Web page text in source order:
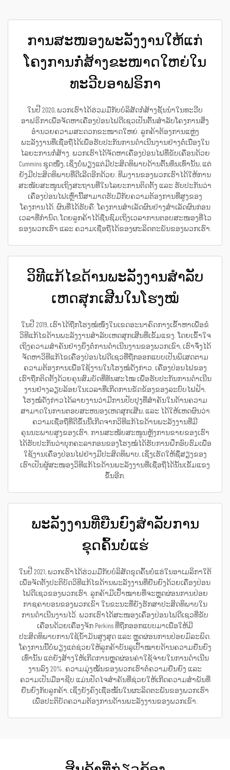
ການສະໜອງພະລັງງານໃຫ້ແກ່
ໂຄງການກໍ່ສ້າງຂະໜາດໃຫຍ່ໃນ
ທະວີບອາຟຣິກາ
ໃນປີ 2020, ພວກເຮົາໄດ້ຮ່ວມມືກັບບໍລິສັດກໍ່ສ້າງຊັ້ນນຳໃນທະວີບ
ອາຟຣິກາເພື່ອຈັດຫາເຄື່ອງປ່ອນໄຟດີເຊວເປັນຕົ້ນສຳລັບໂຄງການສິ່ງ
ອຳນວຍຄວາມສະດວກຂະໜາດໃຫຍ່. ລູກຄ້າຕ້ອງການແຫຼ່ງ
ພະລັງງານທີ່ເຊື່ອຖືໄດ້ເພື່ອຮັບປະກັນການດຳເນີນງານຢ່າງຕໍ່ເນື່ອງໃນ
ໄລຍະການກໍ່ສ້າງ. ພວກເຮົາໄດ້ຈັດຫາເຄື່ອງປ່ອນໄຟທີ່ຂັບເຄື່ອນດ້ວຍ
Cummins ຊຸດໜຶ່ງ, ເຊິ່ງບໍ່ພຽງແຕ່ມີປະສິດທິພາບດ້ານຕົ້ນທຶນເທົ່ານັ້ນ, ແຕ່
ຍັງມີປະສິດທິພາບທີ່ດີເລີດອີກດ້ວຍ. ທີມງານຂອງພວກເຮົາໄດ້ໃຫ້ການ
ສະໜັບສະໜູນເຖິງສະຖານທີ່ໃນໄລຍະການຕິດຕັ້ງ ແລະ ຮັບປະກັນວ່າ
ເຄື່ອງປ່ອນໄຟເຫຼົ່ານີ້ສາມາດຮັບມືກັບຄວາມຕ້ອງການທີ່ສູງຂອງ
ໂຄງການໄດ້. ຜົນທີ່ໄດ້ຮັບຄື: ໂຄງການສຳເລັດຜົນຢ່າງສຳເລັດຜົນກ່ອນ
ເວລາທີ່ກຳນົດ, ໂດຍລູກຄ້າໄດ້ຊື່ນຊົມເຖິງເວລາການຕອບສະໜອງທີ່ໄວ
ຂອງພວກເຮົາ ແລະ ຄວາມເຊື່ອຖືໄດ້ຂອງຜະລິດຕະພັນຂອງພວກເຮົາ.
ວິທີແກ້ໄຂດ້ານພະລັງງານສຳລັບ
ເຫດສຸກເສີນໃນໂຮງໝໍ
ໃນປີ 2019, ເຮົາໄດ້ຖືກໂຮງໝໍໜຶ່ງໃນເຂດອະນາຄົດກາງເຂົ້າຫາເພື່ອຂໍ
ວິທີແກ້ໄຂດ້ານພະລັງງານສຳລັບເຫດສຸກເສີນທີ່ເຂັ້ມແຂງ. ໂດຍເຂົ້າໃຈ
ເຖິງຄວາມສຳຄັນຢ່າງຍິ່ງຕໍ່ການດຳເນີນງານຂອງພວກເຂົາ, ເຮົາຈຶ່ງໄດ້
ຈັດຫາວິທີແກ້ໄຂເຄື່ອງປ່ອນໄຟດີເຊວທີ່ຖືກອອກແບບເປັນພິເສດຕາມ
ຄວາມຕ້ອງການເພື່ອໃຊ້ງານໃນໂຮງໝໍດັ່ງກ່າວ. ເຄື່ອງປ່ອນໄຟຂອງ
ເຮົາຖືກຕິດຕັ້ງດ້ວຍຄຸນສົມບັດທີ່ທັນສະໄໝ ເພື່ອຮັບປະກັນການດຳເນີນ
ງານຢ່າງລຽບລ້ອຍໃນເວລາທີ່ເກີດການຂັດຂ້ອງຂອງລະບົບໄຟຟ້າ.
ໂຮງໝໍດັ່ງກ່າວໄດ້ລາຍງານວ່າມີການປັບປຸງທີ່ສຳຄັນໃນດ້ານຄວາມ
ສາມາດໃນການຕອບສະຫນອງເຫດສຸກເສີນ, ແລະ ໄດ້ໃຫ້ເຫດຜົນວ່າ
ຄວາມເຊື່ອຖືທີ່ດີຂຶ້ນນີ້ເກີດຈາກວິທີແກ້ໄຂດ້ານພະລັງງານທີ່ມີ
ຄຸນນະພາບສູງຂອງເຮົາ. ການສະໜັບສະໜູນຫຼັງການຂາຍຂອງເຮົາ
ໄດ້ຮັບປະກັນວ່າບຸກຄະລາກອນຂອງໂຮງໝໍໄດ້ຮັບການຝຶກອົບຮົມເພື່ອ
ໃຊ້ງານເຄື່ອງປ່ອນໄຟຢ່າງມີປະສິດທິພາບ, ເຊິ່ງເຮັດໃຫ້ຊື່ສຽງຂອງ
ເຮົາເປັນຜູ້ສະໜອງວິທີແກ້ໄຂດ້ານພະລັງງານທີ່ເຊື່ອຖືໄດ້ນັ້ນເຂັ້ມແຂງ
ຂຶ້ນອີກ.
ພະລັງງານທີ່ຍືນຍົງສຳລັບການ
ຂຸດຄົ້ນບໍ່ແຮ່
ໃນປີ 2021, ພວກເຮົາໄດ້ຮ່ວມມືກັບບໍລິສັດຂຸດຄົ້ນບໍ່ແຮ່ໃນອາເມລິກາໃຕ້
ເພື່ອຈັດຕັ້ງປະຕິບັດວິທີແກ້ໄຂດ້ານພະລັງງານທີ່ຍືນຍົງດ້ວຍເຄື່ອງປ່ອນ
ໄຟດີເຊວຂອງພວກເຮົາ. ລູກຄ້າມີເປົ້າໝາຍທີ່ຈະຫຼຸດຜ່ອນການປ່ອຍ
ກາຊຄາບອນຂອງພວກເຂົາ ໃນຂະນະທີ່ຍັງຮັກສາປະສິດທິພາບໃນ
ການດຳເນີນງານໄວ້. ພວກເຮົາໄດ້ສະໜອງເຄື່ອງປ່ອນໄຟດີເຊວທີ່ຂັບ
ເຄື່ອນດ້ວຍເຄື່ອງຈັກ Perkins ທີ່ຖືກອອກແບບມາເພື່ອໃຫ້ມີ
ປະສິດທິພາບການໃຊ້ນ້ຳມັນສູງສຸດ ແລະ ຫຼຸດຜ່ອນການປ່ອຍມົລະພິດ.
ໂຄງການນີ້ບໍ່ພຽງແຕ່ຊ່ວຍໃຫ້ລູກຄ້າບັນລຸເປົ້າໝາຍດ້ານຄວາມຍືນຍົງ
ເທົ່ານັ້ນ ແຕ່ຍັງສ້າງໃຫ້ເກີດການຫຼຸດຜ່ອນຄ່າໃຊ້ຈ່າຍໃນການດຳເນີນ
ງານລົງ 20%. ຄວາມມຸ່ງໝັ້ນຂອງພວກເຮົາຕໍ່ຄວາມຍືນຍົງ ແລະ
ຄວາມເປັນມືອາຊີບ ແມ່ນປັດໄຈສຳຄັນທີ່ຊ່ວຍໃຫ້ເກີດຄວາມສຳພັນທີ່
ຍືນຍົງກັບລູກຄ້າ, ເຊິ່ງຍັງຄົງເຊື່ອໝັ້ນໃນຜະລິດຕະພັນຂອງພວກເຮົາ
ເພື່ອປະຕິບັດຄວາມຕ້ອງການດ້ານພະລັງງານຂອງພວກເຂົາ.